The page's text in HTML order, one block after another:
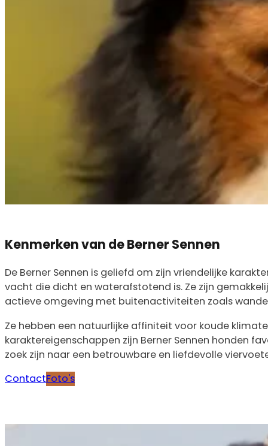
Kenmerken van de Berner Sennen
De Berner Sennen is geliefd om zijn vriendelijke
vacht die dicht en waterafstotend is. Ze zijn
actieve omgeving met buitenactiviteiten zoals
Ze hebben een natuurlijke affiniteit voor koude
karaktereigenschappen zijn Berner Sennen honden
zoek zijn naar een betrouwbare en liefdevolle
ContactFoto's